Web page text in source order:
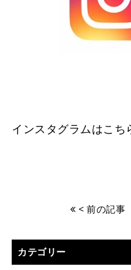
インスタグラムはこち
< 前の記事
カテゴリー